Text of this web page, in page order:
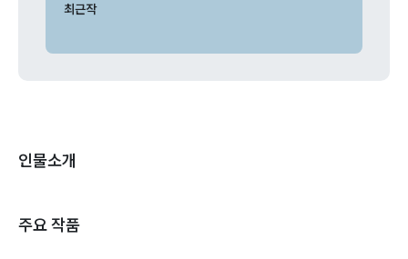
최근작
인물소개
주요 작품